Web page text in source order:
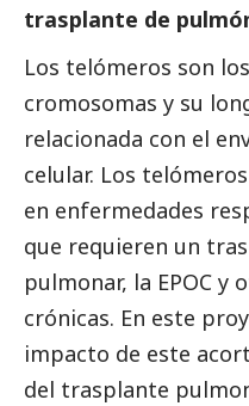
trasplante de
Los telómeros son
cromosomas y su
relacionada con el
celular. Los
en enfermedades
que requieren un
pulmonar, la EPOC y
crónicas. En este
impacto de este
del trasplante